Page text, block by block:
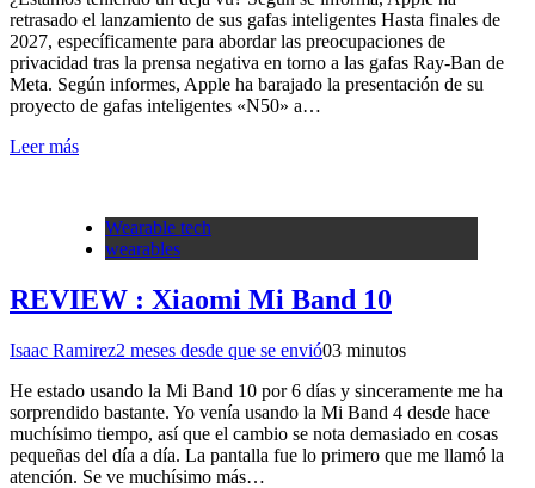
retrasado el lanzamiento de sus gafas inteligentes Hasta finales de
2027, específicamente para abordar las preocupaciones de
privacidad tras la prensa negativa en torno a las gafas Ray-Ban de
Meta. Según informes, Apple ha barajado la presentación de su
proyecto de gafas inteligentes «N50» a…
Leer más
Wearable tech
wearables
REVIEW : Xiaomi Mi Band 10
Isaac Ramirez2 meses desde que se envió03 minutos
He estado usando la Mi Band 10 por 6 días y sinceramente me ha
sorprendido bastante. Yo venía usando la Mi Band 4 desde hace
muchísimo tiempo, así que el cambio se nota demasiado en cosas
pequeñas del día a día. La pantalla fue lo primero que me llamó la
atención. Se ve muchísimo más…